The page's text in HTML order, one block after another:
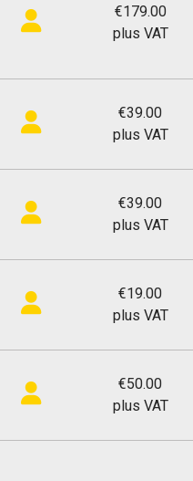
€179.00
plus VAT
€39.00
plus VAT
€39.00
plus VAT
€19.00
plus VAT
€50.00
plus VAT